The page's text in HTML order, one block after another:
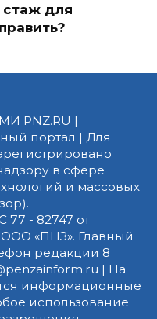
стаж для
PNZ.RU |
портал | Для
в сфере
и массовых
77 - 82747 от
ООО «ПНЗ». Главный
редакции 8
| На
информационные
использование